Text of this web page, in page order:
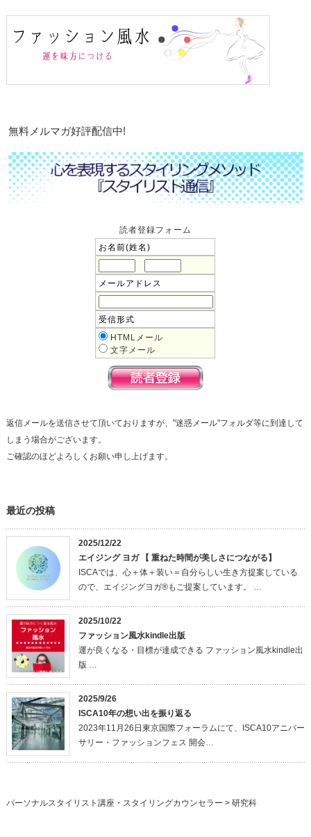
無料メルマガ好評配信中!
読者登録フォーム
お名前(姓名)
メールアドレス
受信形式
HTMLメール
文字メール
返信メールを送信させて頂いておりますが、"迷惑メール"フォルダ等に到達して
しまう場合がございます。
ご確認のほどよろしくお願い申し上げます。
最近の投稿
2025/12/22
エイジング ヨガ 【 重ねた時間が美しさにつながる】
ISCAでは、心＋体＋装い＝自分らしい生き方提案している
ので、エイジングヨガ®もご提案しています。 …
2025/10/22
ファッション風水kindle出版
運が良くなる・目標が達成できる ファッション風水kindle出
版 …
2025/9/26
ISCA10年の想い出を振り返る
2023年11月26日東京国際フォーラムにて、ISCA10アニバー
サリー・ファッションフェス 開会…
パーソナルスタイリスト講座・スタイリングカウンセラー > 研究科